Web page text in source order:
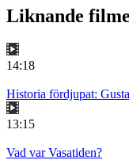
Liknande
14:18
Historia fördjupat:
13:15
Vad var Vasatiden?